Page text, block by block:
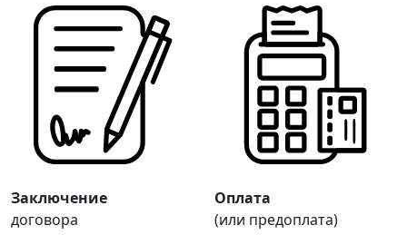
Заключение
договора
Оплата
(или предоплата)